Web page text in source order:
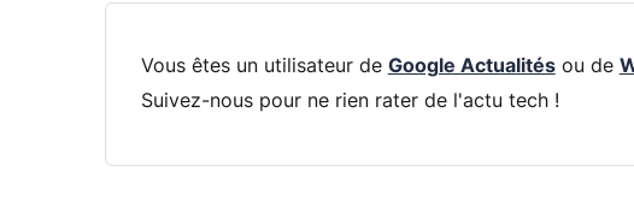
Vous êtes un utilisateur de Google Actualitésou de
Suivez-nous pour ne rien rater de l'actu tech !